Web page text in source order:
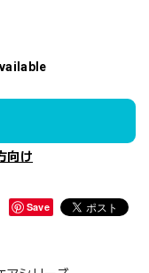
向け
Save